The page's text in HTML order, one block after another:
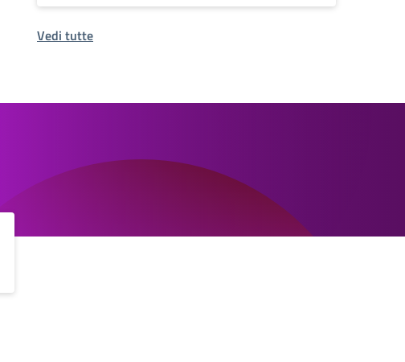
Vedi tutte